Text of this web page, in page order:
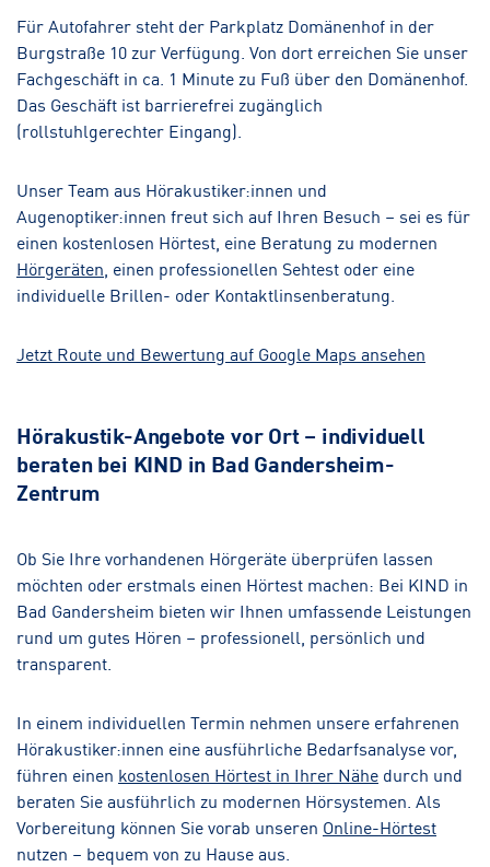
Für Autofahrer steht der Parkplatz Domänenhof in der
Burgstraße 10 zur Verfügung. Von dort erreichen Sie unser
Fachgeschäft in ca. 1 Minute zu Fuß über den Domänenhof.
Das Geschäft ist barrierefrei zugänglich
(rollstuhlgerechter Eingang).
Unser Team aus Hörakustiker:innen und
Augenoptiker:innen freut sich auf Ihren Besuch – sei es für
einen kostenlosen Hörtest, eine Beratung zu modernen
Hörgeräten , einen professionellen Sehtest oder eine
individuelle Brillen- oder Kontaktlinsenberatung.
Jetzt Route und Bewertung auf Google Maps ansehen
Hörakustik-Angebote vor Ort – individuell
beraten bei KIND in Bad Gandersheim-
Zentrum
Ob Sie Ihre vorhandenen Hörgeräte überprüfen lassen
möchten oder erstmals einen Hörtest machen: Bei KIND in
Bad Gandersheim bieten wir Ihnen umfassende Leistungen
rund um gutes Hören – professionell, persönlich und
transparent.
In einem individuellen Termin nehmen unsere erfahrenen
Hörakustiker:innen eine ausführliche Bedarfsanalyse vor,
führen einen kostenlosen Hörtest in Ihrer Nähe durch und
beraten Sie ausführlich zu modernen Hörsystemen. Als
Vorbereitung können Sie vorab unseren Online-Hörtest
nutzen – bequem von zu Hause aus.